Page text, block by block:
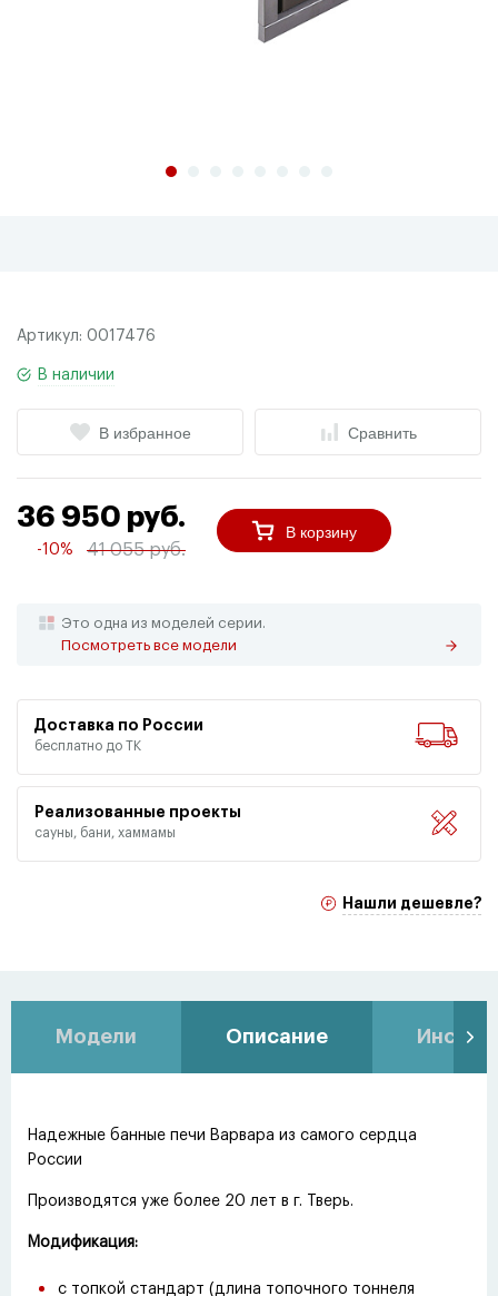
Артикул: 0017476
В наличии
В избранное Сравнить
36 950 руб.
-10% 41 055 руб.
В корзину
Это одна из моделей серии.
Посмотреть все модели
Доставка по России
бесплатно до ТК
Реализованные проекты
сауны, бани, хаммамы
Нашли дешевле?
Модели Описание
Надежные банные печи Варвара из самого сердца
России
Производятся уже более 20 лет в г. Тверь.
Модификация:
с топкой стандарт (длина топочного тоннеля